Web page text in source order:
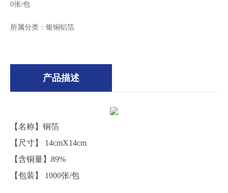
0张/包
所属分类： 银铜铝箔
产品描述
【名称】铜箔
【尺寸】 14cmX14cm
【含铜量】89%
【包装】 1000张/包